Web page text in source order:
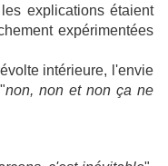
explications étaient
expérimentées
intérieure, l'envie
non, non et non ça ne